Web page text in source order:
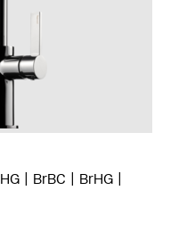
HG BrBC
BrHG